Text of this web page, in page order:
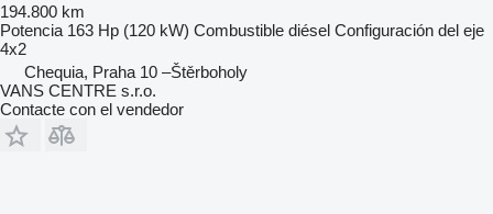
194.800 km
Potencia 163 Hp (120 kW) Combustible diésel Configuración del eje
4x2
Chequia, Praha 10 –Štěrboholy
VANS CENTRE s.r.o.
Contacte con el vendedor